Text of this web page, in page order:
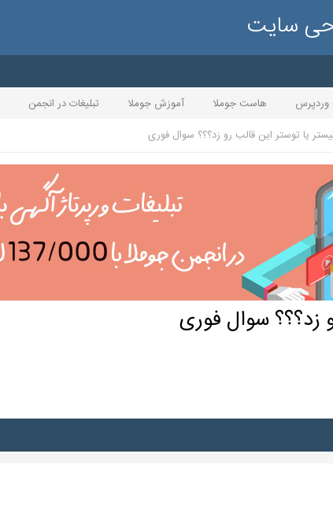
سایت
هاست جوملا آموزش جوملا تبلیغات در انجمن
یا توستر این قالب رو زد؟؟؟ سوال فوری
زد؟؟؟ سوال فوری